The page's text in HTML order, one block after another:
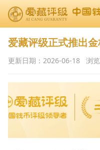
爱藏评级正式推出
更新日期： 2026-06-18 浏